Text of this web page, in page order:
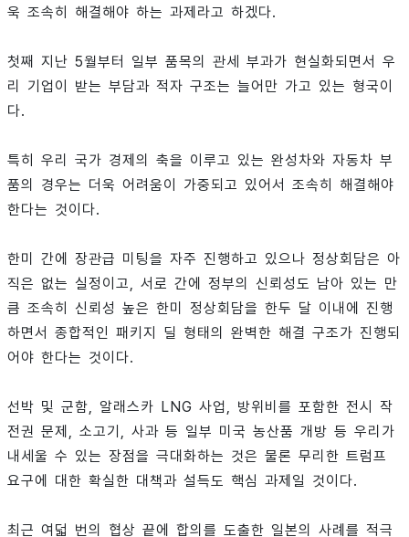
욱 조속히 해결해야 하는 과제라고 하겠다.
첫째 지난 5월부터 일부 품목의 관세 부과가 현실화되면서 우
리 기업이 받는 부담과 적자 구조는 늘어만 가고 있는 형국이
다.
특히 우리 국가 경제의 축을 이루고 있는 완성차와 자동차 부
품의 경우는 더욱 어려움이 가중되고 있어서 조속히 해결해야
한다는 것이다.
한미 간에 장관급 미팅을 자주 진행하고 있으나 정상회담은 아
직은 없는 실정이고, 서로 간에 정부의 신뢰성도 남아 있는 만
큼 조속히 신뢰성 높은 한미 정상회담을 한두 달 이내에 진행
하면서 종합적인 패키지 딜 형태의 완벽한 해결 구조가 진행되
어야 한다는 것이다.
선박 및 군함, 알래스카 LNG 사업, 방위비를 포함한 전시 작
전권 문제, 소고기, 사과 등 일부 미국 농산품 개방 등 우리가
내세울 수 있는 장점을 극대화하는 것은 물론 무리한 트럼프
요구에 대한 확실한 대책과 설득도 핵심 과제일 것이다.
최근 여덟 번의 협상 끝에 합의를 도출한 일본의 사례를 적극